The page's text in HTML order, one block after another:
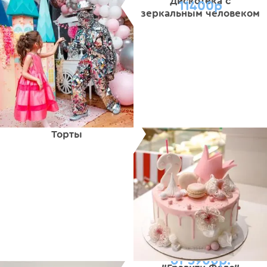
зеркальным человеком
11400р
Торты
от 5900р.